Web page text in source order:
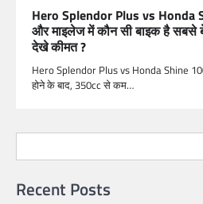
Hero Splendor Plus vs Honda
और माइलेज में कौन सी बाइक है सबसे
देखे कीमत ?
Hero Splendor Plus vs Honda Shine
होने के बाद, 350cc से कम…
Recent Posts